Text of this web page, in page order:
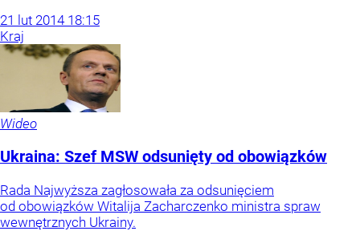
21 lut 2014 18:15
Kraj
Wideo
Ukraina: Szef MSW odsunięty od obowiązków
Rada Najwyższa zagłosowała za odsunięciem
od obowiązków Witalija Zacharczenko ministra spraw
wewnętrznych Ukrainy.